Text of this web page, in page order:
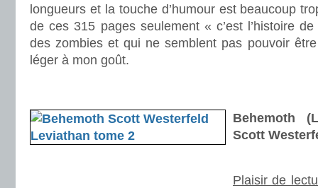
longueurs et la touche d’humour est beaucoup
de ces 315 pages seulement « c’est l’histoire
des zombies et qui ne semblent pas pouvoir
léger à mon goût.
Behemoth
Scott
Plaisir de